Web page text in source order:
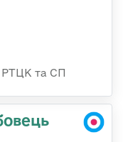
РТЦК та СП